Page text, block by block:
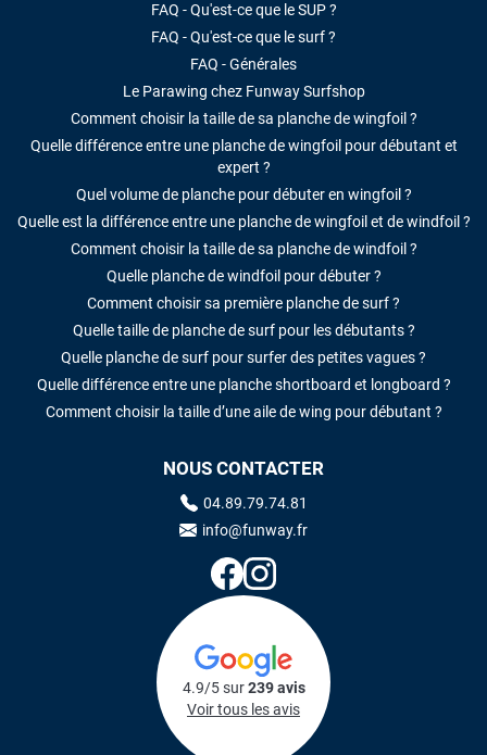
FAQ - Qu'est-ce que le SUP ?
FAQ - Qu'est-ce que le surf ?
FAQ - Générales
Le Parawing chez Funway Surfshop
Comment choisir la taille de sa planche de wingfoil ?
Quelle différence entre une planche de wingfoil pour débutant et
expert ?
Quel volume de planche pour débuter en wingfoil ?
Quelle est la différence entre une planche de wingfoil et de windfoil ?
Comment choisir la taille de sa planche de windfoil ?
Quelle planche de windfoil pour débuter ?
Comment choisir sa première planche de surf ?
Quelle taille de planche de surf pour les débutants ?
Quelle planche de surf pour surfer des petites vagues ?
Quelle différence entre une planche shortboard et longboard ?
Comment choisir la taille d’une aile de wing pour débutant ?
NOUS CONTACTER
04.89.79.74.81
info@funway.fr
4.9/5 sur239 avis
Voir tous les avis